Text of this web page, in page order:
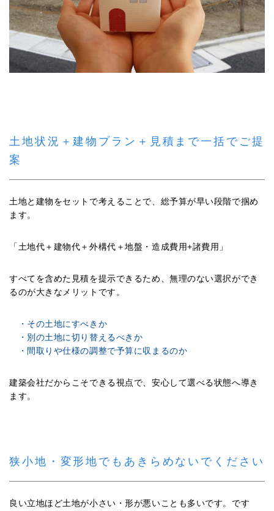
土地状況＋建物プラン＋見積まで一括でご提
案
土地と建物をセットで考えることで、総予算が早い段階で掴め
ます。
「土地代＋建物代＋外構代＋地盤・造成費用+諸費用」
すべてを含めた見積を提示できるため、無理のない選択ができ
るのが大きなメリットです。
・その土地にすべきか
・別の土地に切り替えるべきか
・間取りや仕様の調整で予算に収まるのか
建築会社だからこそできる視点で、安心して選べる状態へ導き
ます。
狭小地・変形地でもあきらめないでください
良い立地ほど土地が小さい・形が悪いことも多いです。です